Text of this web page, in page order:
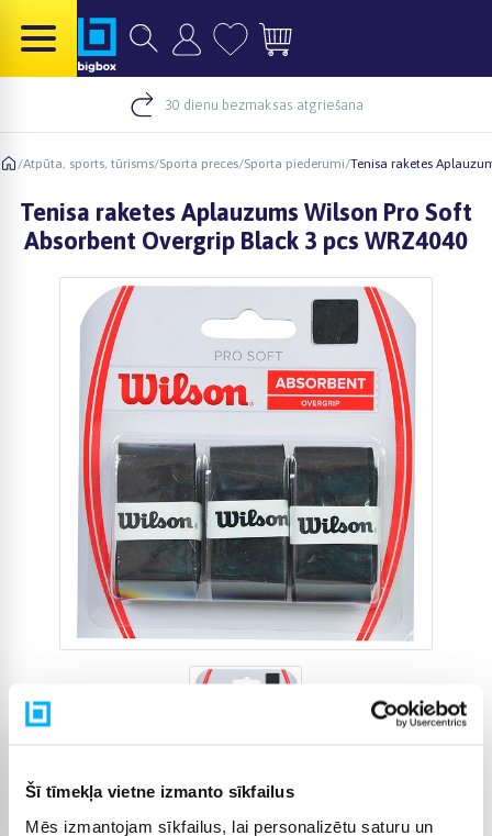
Šī tīmekļa vietne izmanto sīkfailus
Mēs izmantojam sīkfailus, lai personalizētu saturu un
30 dienu bezmaksas atgriešana
/Atpūta, sports, tūrisms/Sporta preces/Sporta piederumi/Tenisa raketes
Tenisa raketes Aplauzums Wilson Pro Soft
Absorbent Overgrip Black 3 pcs WRZ4040